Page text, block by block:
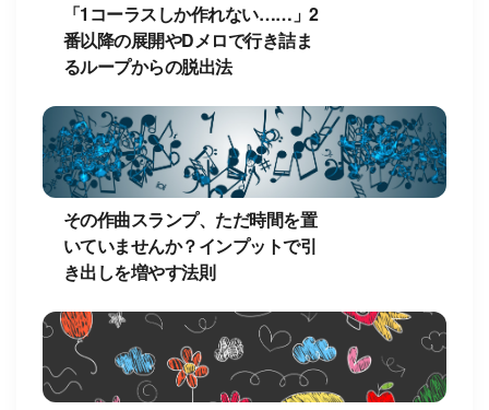
「1コーラスしか作れない……」2
番以降の展開やDメロで行き詰ま
るループからの脱出法
その作曲スランプ、ただ時間を置
いていませんか？インプットで引
き出しを増やす法則